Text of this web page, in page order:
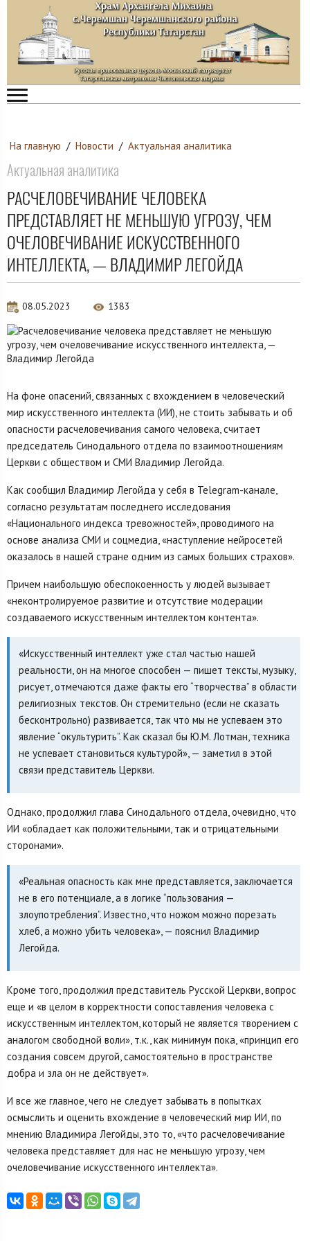
На главную / Новости / Актуальная аналитика
Актуальная аналитика
РАСЧЕЛОВЕЧИВАНИЕ ЧЕЛОВЕКА
ПРЕДСТАВЛЯЕТ НЕ МЕНЬШУЮ УГРОЗУ, ЧЕМ
ОЧЕЛОВЕЧИВАНИЕ ИСКУССТВЕННОГО
ИНТЕЛЛЕКТА, — ВЛАДИМИР ЛЕГОЙДА
08.05.2023 1383
На фоне опасений, связанных с вхождением в человеческий
мир искусственного интеллекта (ИИ), не стоить забывать и об
опасности расчеловечивания самого человека, считает
председатель Синодального отдела по взаимоотношениям
Церкви с обществом и СМИ Владимир Легойда.
Как сообщил Владимир Легойда у себя в Telegram-канале,
согласно результатам последнего исследования
«Национального индекса тревожностей», проводимого на
основе анализа СМИ и соцмедиа, «наступление нейросетей
оказалось в нашей стране одним из самых больших страхов».
Причем наибольшую обеспокоенность у людей вызывает
«неконтролируемое развитие и отсутствие модерации
создаваемого искусственным интеллектом контента».
«Искусственный интеллект уже стал частью нашей
реальности, он на многое способен — пишет тексты, музыку,
рисует, отмечаются даже факты его “творчества” в области
религиозных текстов. Он стремительно (если не сказать
бесконтрольно) развивается, так что мы не успеваем это
явление “окультурить”. Как сказал бы Ю.М. Лотман, техника
не успевает становиться культурой», — заметил в этой
связи представитель Церкви.
Однако, продолжил глава Синодального отдела, очевидно, что
ИИ «обладает как положительными, так и отрицательными
сторонами».
«Реальная опасность как мне представляется, заключается
не в его потенциале, а в логике “пользования —
злоупотребления”. Известно, что ножом можно порезать
хлеб, а можно убить человека», — пояснил Владимир
Легойда.
Кроме того, продолжил представитель Русской Церкви, вопрос
еще и «в целом в корректности сопоставления человека с
искусственным интеллектом, который не является творением с
аналогом свободной воли», т.к., как минимум пока, «принцип его
создания совсем другой, самостоятельно в пространстве
добра и зла он не действует».
И все же главное, чего не следует забывать в попытках
осмыслить и оценить вхождение в человеческий мир ИИ, по
мнению Владимира Легойды, это то, «что расчеловечивание
человека представляет для нас не меньшую угрозу, чем
очеловечивание искусственного интеллекта».